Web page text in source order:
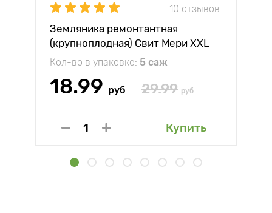
10 отзывов
Земляника ремонтантная
(крупноплодная) Свит Мери XXL
Кол-во в упаковке: 5 саж
18.99 руб 29.99 руб
Купить